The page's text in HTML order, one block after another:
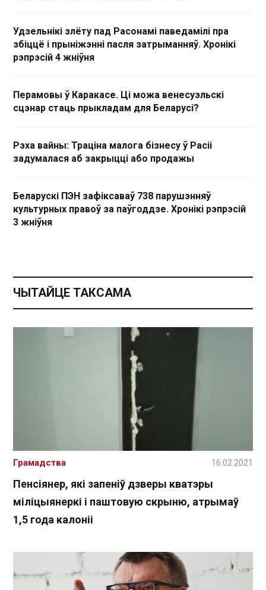
Удзельнікі злёту пад Расонамі паведамілі пра
збіццё і прыніжэнні пасля затрыманняў. Хронікі
рэпрэсій 4 жніўня
Перамовы ў Каракасе. Ці можа венесуэльскі
сцэнар стаць прыкладам для Беларусі?
Рэха вайны: Траціна малога бізнесу ў Расіі
задумалася аб закрыцці або продажы
Беларускі ПЭН зафіксаваў 738 парушэнняў
культурных правоў за паўгоддзе. Хронікі рэпрэсій
3 жніўня
ЧЫТАЙЦЕ ТАКСАМА
Пенсіянер, які запеніў дзверы кватэры
міліцыянеркі і паштовую скрыню, атрымаў
1,5 года калоніі
Грамадства 16.02.2021